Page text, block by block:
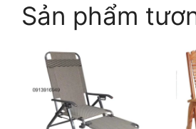
Sản phẩm